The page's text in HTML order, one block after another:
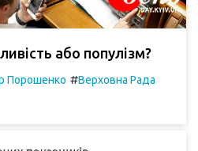
або популізм?
Порошенко #Верховна Рада